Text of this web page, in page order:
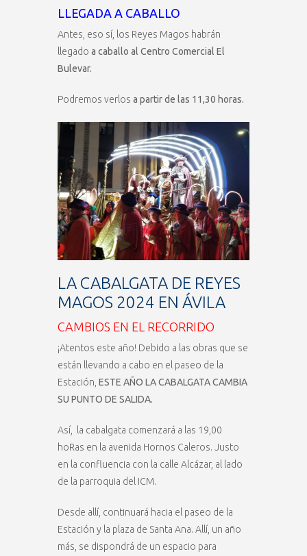
LLEGADA A CABALLO
Antes, eso sí, los Reyes Magos habrán
llegado a caballo al Centro Comercial El
Bulevar.
Podremos verlos a partir de las 11,30 horas.
LA CABALGATA DE REYES
MAGOS 2024 EN ÁVILA
CAMBIOS EN EL RECORRIDO
¡Atentos este año! Debido a las obras que se
están llevando a cabo en el paseo de la
Estación, ESTE AÑO LA CABALGATA CAMBIA
SU PUNTO DE SALIDA.
Así, la cabalgata comenzará a las 19,00
hoRas en la avenida Hornos Caleros. Justo
en la confluencia con la calle Alcázar, al lado
de la parroquia del ICM.
Desde allí, continuará hacia el paseo de la
Estación y la plaza de Santa Ana. Allí, un año
más, se dispondrá de un espacio para